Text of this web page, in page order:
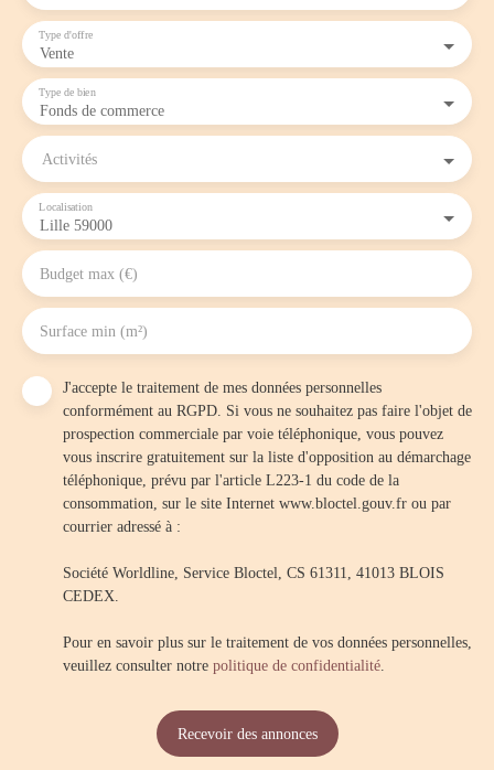
Vente
Type d'offre
Fonds de commerce
Type de bien
Activités
Lille 59000
Localisation
Budget max (€)
Surface min (m²)
J'accepte le traitement de mes données personnelles
conformément au RGPD. Si vous ne souhaitez pas faire l'objet de
prospection commerciale par voie téléphonique, vous pouvez
vous inscrire gratuitement sur la liste d'opposition au démarchage
téléphonique, prévu par l'article L223-1 du code de la
consommation, sur le site Internet www.bloctel.gouv.fr ou par
courrier adressé à :
Société Worldline, Service Bloctel, CS 61311, 41013 BLOIS
CEDEX.
Pour en savoir plus sur le traitement de vos données personnelles,
veuillez consulter notre politique de confidentialité.
Recevoir des annonces